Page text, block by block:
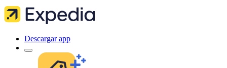
Descargar app